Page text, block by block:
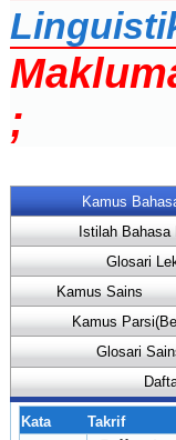
;
Kamus
Istilah Bahasa
Glosari
Kamus Sains
Kamus
Glosari
Kata Takrif